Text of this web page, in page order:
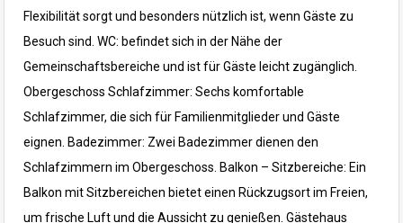
Flexibilität sorgt und besonders nützlich ist, wenn Gäste zu
Besuch sind. WC: befindet sich in der Nähe der
Gemeinschaftsbereiche und ist für Gäste leicht zugänglich.
Obergeschoss Schlafzimmer: Sechs komfortable
Schlafzimmer, die sich für Familienmitglieder und Gäste
eignen. Badezimmer: Zwei Badezimmer dienen den
Schlafzimmern im Obergeschoss. Balkon – Sitzbereiche: Ein
Balkon mit Sitzbereichen bietet einen Rückzugsort im Freien,
um frische Luft und die Aussicht zu genießen. Gästehaus